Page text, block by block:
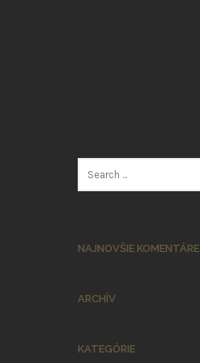
NAJNOVŠIE KOMENTÁRE
ARCHÍV
KATEGÓRIE